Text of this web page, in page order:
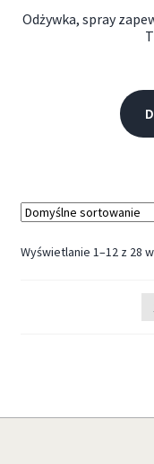
Odżywka, spray
Wyświetlanie 1–12 z 28